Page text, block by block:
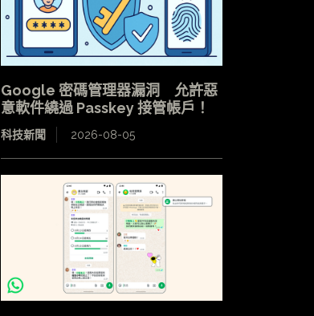
Google 密碼管理器漏洞 允許惡
意軟件繞過 Passkey 接管帳戶！
科技新聞 2026-08-05